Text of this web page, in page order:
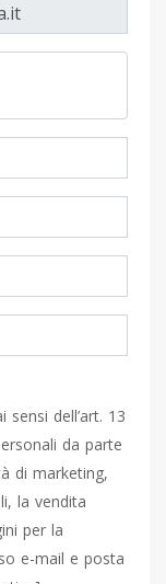
sensi dell’art. 13
da parte
di marketing,
la vendita
per la
e-mail e posta